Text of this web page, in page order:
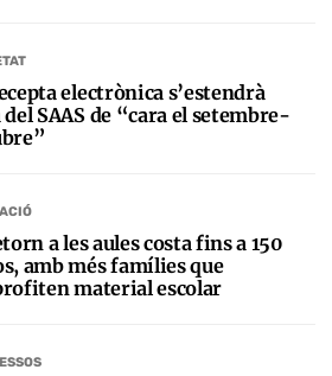
electrònica s’estendrà
SAAS de “cara el setembre-
a les aules costa fins a 150
amb més famílies que
material escolar